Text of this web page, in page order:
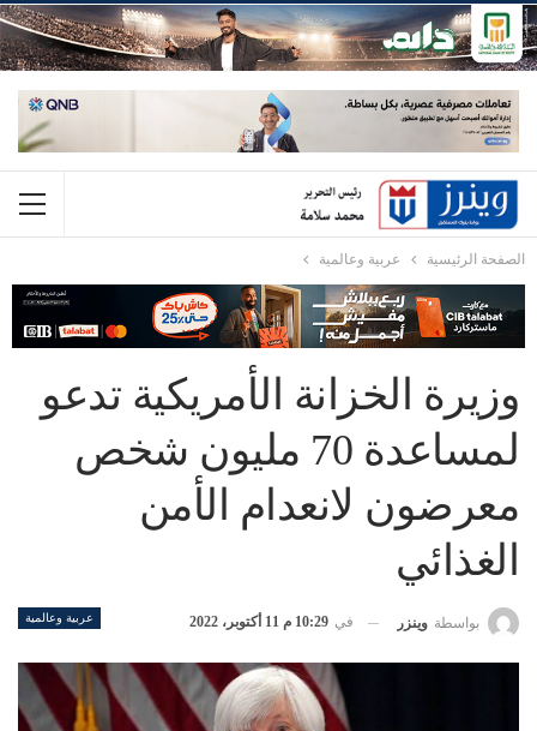
الصفحة الرئيسية عربية وعالمية
وزيرة الخزانة الأمريكية تدعو
لمساعدة 70 مليون شخص
معرضون لانعدام الأمن
الغذائي
عربية وعالمية بواسطة وينزر في 10:29 م 11 أكتوبر، 2022